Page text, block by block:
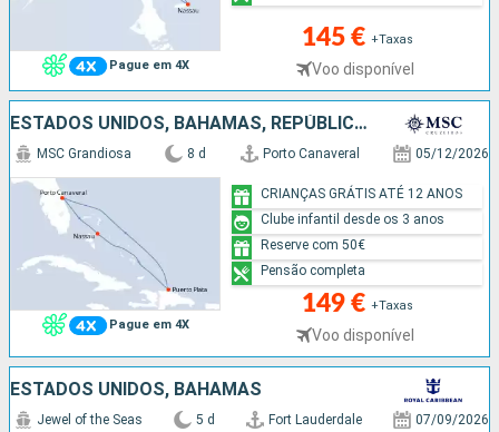
Pague em 4X
145 € +Taxas
Voo disponível
ESTADOS UNIDOS, BAHAMAS, REPÚBLICA DOMINICANA
Pague em 4X
MSC Grandiosa 8 d Porto Canaveral 05/12/2026
149 € +Taxas
Voo disponível
CRIANÇAS GRÁTIS ATÉ 12 ANOS
Clube infantil desde os 3 anos
Reserve com 50€
Pensão completa
ESTADOS UNIDOS, BAHAMAS
Jewel of the Seas 5 d Fort Lauderdale 07/09/2026